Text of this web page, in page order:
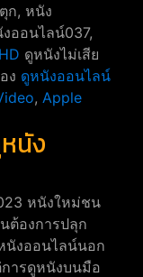
ก, หนัง
ออนไลน์037,
ดูหนังไม่เสีย
ง ดูหนังออนไลน์
, Apple
นัง
หนังใหม่ชน
ต้องการปลุก
นังออนไลน์นอก
ารดูหนังบนมือ